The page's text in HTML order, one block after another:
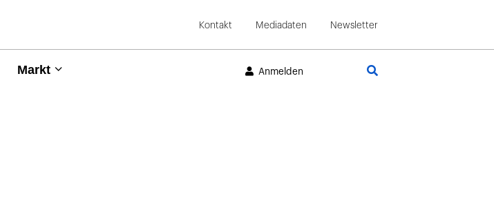
Kontakt Mediadaten Newsletter
Markt Anmelden